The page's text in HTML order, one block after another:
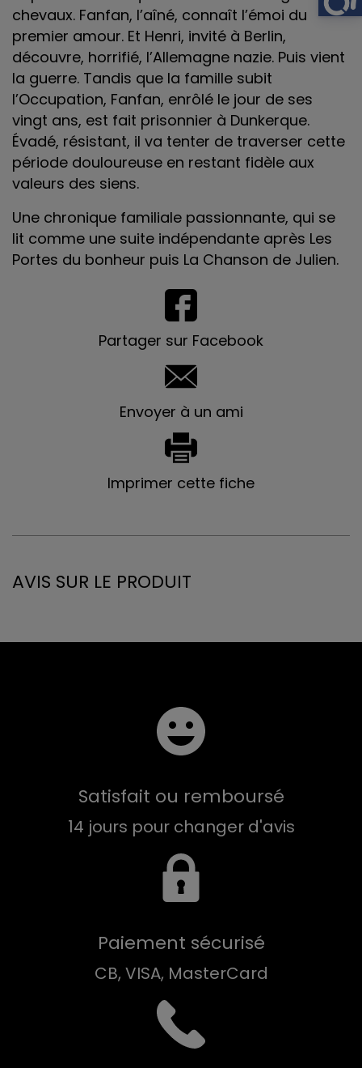
chevaux. Fanfan, l’aîné, connaît l’émoi du
premier amour. Et Henri, invité à Berlin,
découvre, horrifié, l’Allemagne nazie. Puis vient
la guerre. Tandis que la famille subit
l’Occupation, Fanfan, enrôlé le jour de ses
vingt ans, est fait prisonnier à Dunkerque.
Évadé, résistant, il va tenter de traverser cette
période douloureuse en restant fidèle aux
valeurs des siens.
Une chronique familiale passionnante, qui se
lit comme une suite indépendante après Les
Portes du bonheur puis La Chanson de Julien.
Partager sur Facebook
Envoyer à un ami
Imprimer cette fiche
AVIS SUR LE PRODUIT
Satisfait ou remboursé
14 jours pour changer d'avis
Paiement sécurisé
CB, VISA, MasterCard